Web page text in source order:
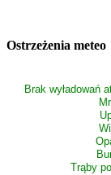
Ostrzeżenia meteo
Brak wyładowań
Trąby